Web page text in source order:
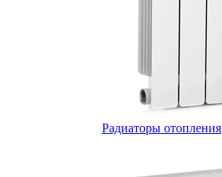
Радиаторы отопления